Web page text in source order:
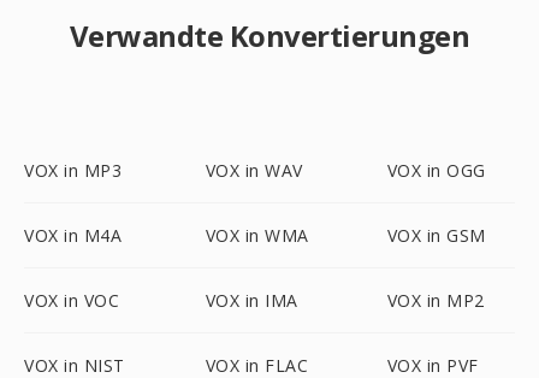
Verwandte Konvertierungen
VOX in MP3 VOX in WAV VOX in OGG
VOX in M4A VOX in WMA VOX in GSM
VOX in VOC VOX in IMA VOX in MP2
VOX in NIST VOX in FLAC VOX in PVF